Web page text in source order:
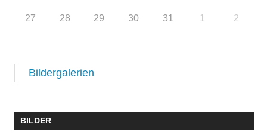
27 28 29 30 31 1 2
Bildergalerien
BILDER